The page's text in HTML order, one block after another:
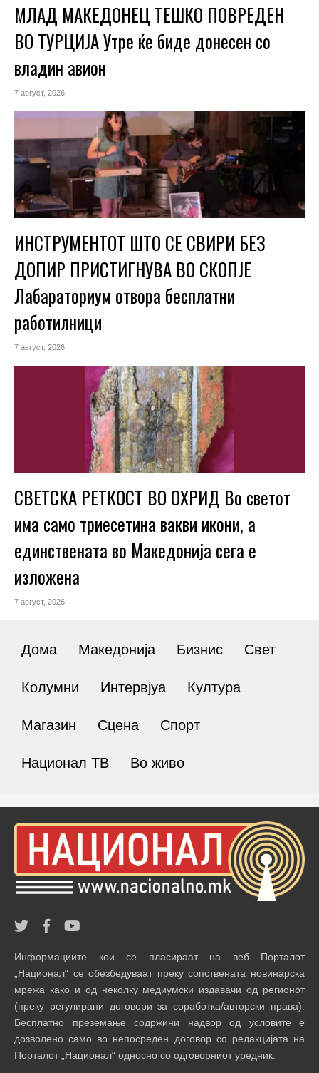
МЛАД МАКЕДОНЕЦ ТЕШКО ПОВРЕДЕН
ВО ТУРЦИЈА Утре ќе биде донесен со
владин авион
7 август, 2026
ИНСТРУМЕНТОТ ШТО СЕ СВИРИ БЕЗ
ДОПИР ПРИСТИГНУВА ВО СКОПЈЕ
Лабараториум отвора бесплатни
работилници
7 август, 2026
СВЕТСКА РЕТКОСТ ВО ОХРИД Во светот
има само триесетина вакви икони, а
единствената во Македонија сега е
изложена
7 август, 2026
Дома Македонија Бизнис Свет
Колумни Интервјуа Култура
Магазин Сцена Спорт
Национал ТВ Во живо
Информациите кои се пласираат на веб Порталот
„Национал“ се обезбедуваат преку сопствената новинарска
мрежа како и од неколку медиумски издавачи од регионот
(преку регулирани договори за соработка/авторски права).
Бесплатно преземање содржини надвор од условите е
дозволено само во непосреден договор со редакцијата на
Порталот „Национал“ односно со одговорниот уредник.